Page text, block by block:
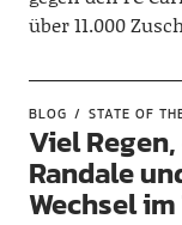
über 11.000
BLOG STATE OF
Viel
Randale
Wechsel